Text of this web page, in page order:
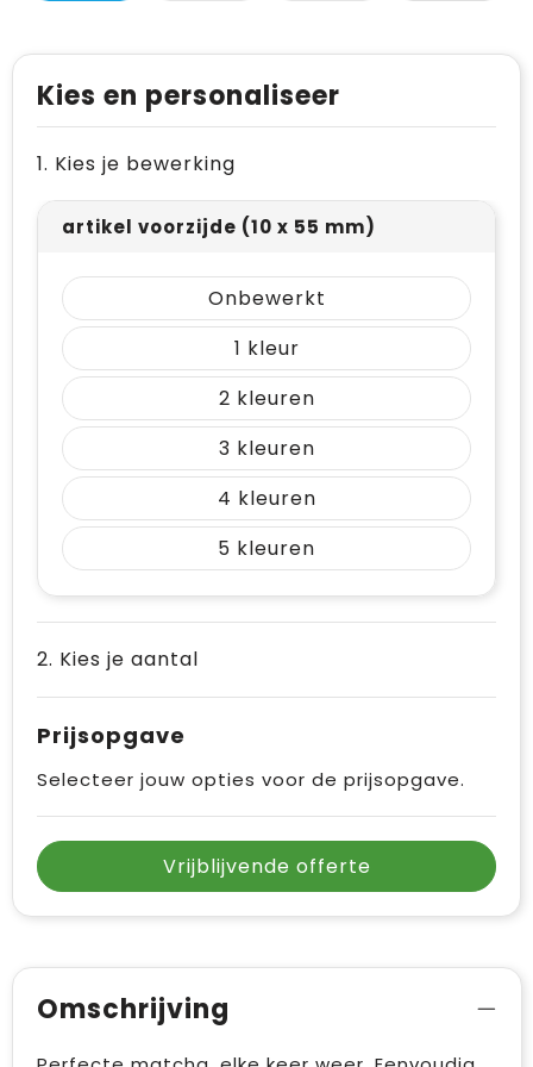
Paraplu's
Persoonlijke verzorging
Reisbenodigdheden
Schrijfwaren
Sleutelhangers en Lanyards
Snoepgoed
Spellen voor binnen en buiten
Sport
Veiligheid, Auto en Fiets
Vrije tijd en Strand
Winterse inspiratie
Reflecterende vesten
Gehoorbescherming
Papieren tassen
Reistassen
Rugzakken
Schoenentassen
Schoudertassen
Sporttassen
Strandtassen
Toilettassen
Waterbestendige tassen
Draagtassen
Trolleys
Kies en personaliseer
1. Kies je bewerking
artikel voorzijde (10 x 55 mm)
Onbewerkt
1
2
3
4
5
2. Kies je aantal
Prijsopgave
Selecteer jouw opties voor de prijsopgave.
Vrijblijvende offerte
Omschrijving